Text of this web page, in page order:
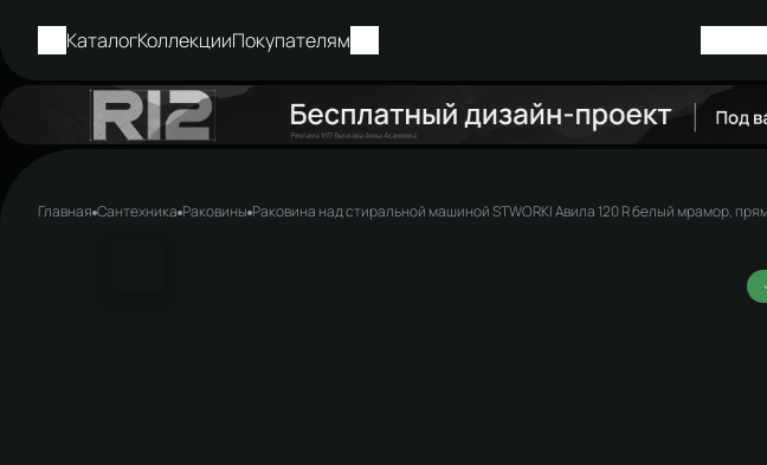
КаталогКоллекцииПокупателям
Главная Сантехника Раковины Раковина над стиральной машиной STWORKI Авила 120 R белый мрамор,